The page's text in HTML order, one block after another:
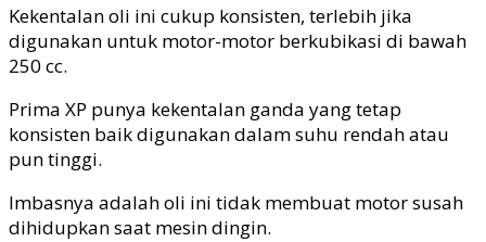
Kekentalan oli ini cukup konsisten, terlebih jika
digunakan untuk motor-motor berkubikasi di bawah
250 cc.
Prima XP punya kekentalan ganda yang tetap
konsisten baik digunakan dalam suhu rendah atau
pun tinggi.
Imbasnya adalah oli ini tidak membuat motor susah
dihidupkan saat mesin dingin.